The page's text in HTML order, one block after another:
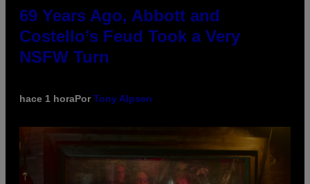
69 Years Ago, Abbott and
Costello’s Feud Took a Very
NSFW Turn
hace 1 horaPorTony Alpsen